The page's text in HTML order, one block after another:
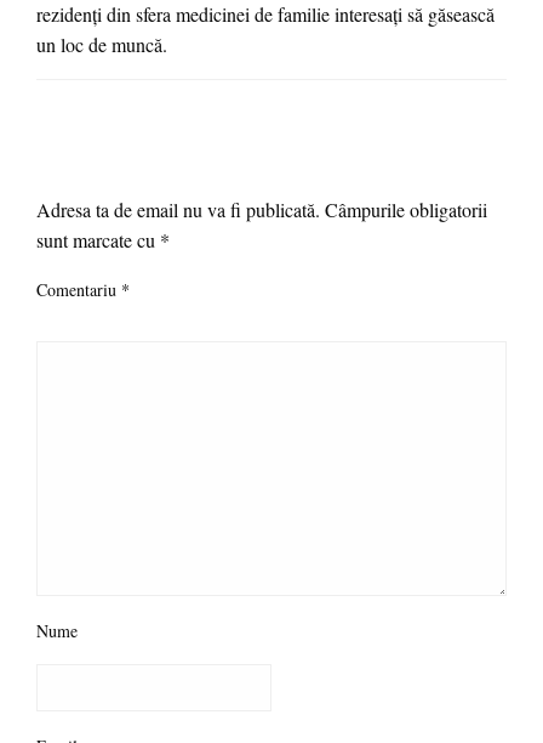
rezidenţi din sfera medicinei de familie interesaţi să găsească
un loc de muncă.
Adresa ta de email nu va fi publicată. Câmpurile obligatorii
sunt marcate cu *
Comentariu *
Nume